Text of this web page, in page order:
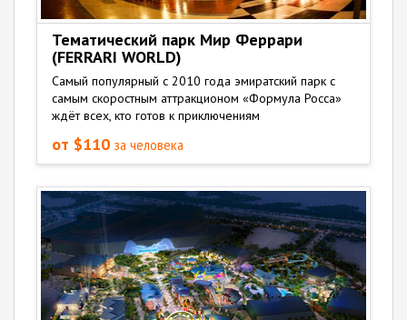
Тематический парк Мир Феррари
(FERRARI WORLD)
Самый популярный с 2010 года эмиратский парк с
самым скоростным аттракционом «Формула Росса»
ждёт всех, кто готов к приключениям
от $110 за человека